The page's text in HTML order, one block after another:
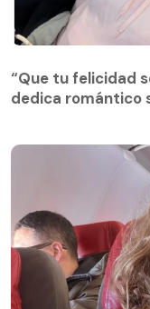
“Que tu felicidad
dedica romántico